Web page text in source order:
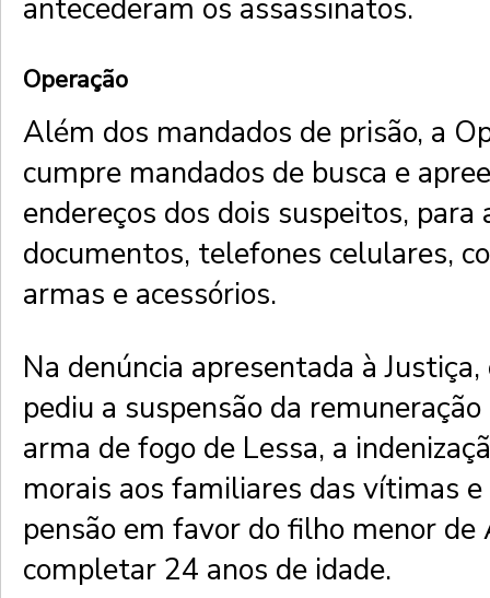
antecederam os assassinatos.
Operação
Além dos mandados de prisão, a
cumpre mandados de busca e
endereços dos dois suspeitos, para
documentos, telefones celulares,
armas e acessórios.
Na denúncia apresentada à
pediu a suspensão da
arma de fogo de Lessa, a
morais aos familiares das vítimas
pensão em favor do filho menor de
completar 24 anos de idade.